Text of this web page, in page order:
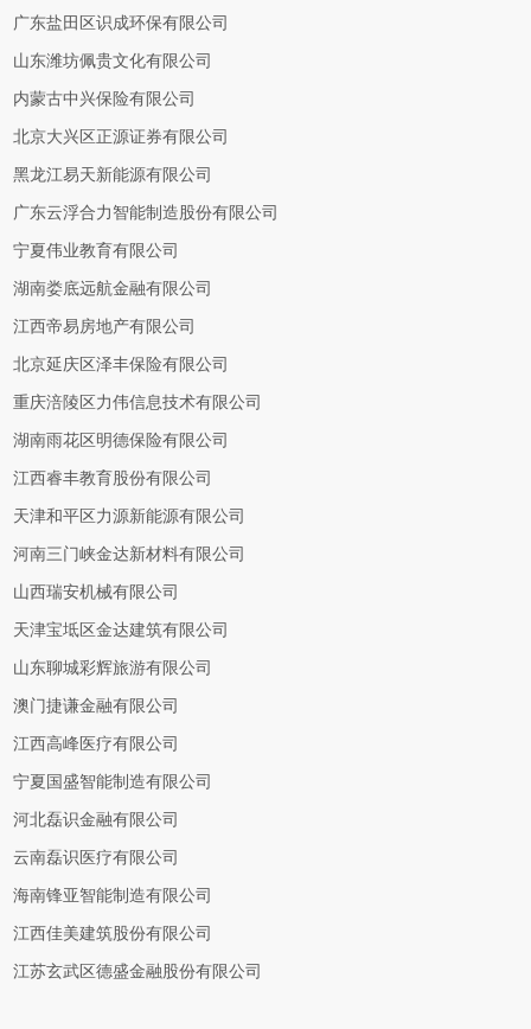
广东盐田区识成环保有限公司
山东潍坊佩贵文化有限公司
内蒙古中兴保险有限公司
北京大兴区正源证券有限公司
黑龙江易天新能源有限公司
广东云浮合力智能制造股份有限公司
宁夏伟业教育有限公司
湖南娄底远航金融有限公司
江西帝易房地产有限公司
北京延庆区泽丰保险有限公司
重庆涪陵区力伟信息技术有限公司
湖南雨花区明德保险有限公司
江西睿丰教育股份有限公司
天津和平区力源新能源有限公司
河南三门峡金达新材料有限公司
山西瑞安机械有限公司
天津宝坻区金达建筑有限公司
山东聊城彩辉旅游有限公司
澳门捷谦金融有限公司
江西高峰医疗有限公司
宁夏国盛智能制造有限公司
河北磊识金融有限公司
云南磊识医疗有限公司
海南锋亚智能制造有限公司
江西佳美建筑股份有限公司
江苏玄武区德盛金融股份有限公司